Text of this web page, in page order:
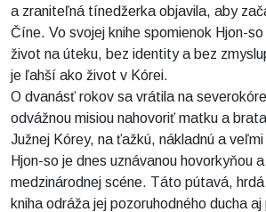
a zraniteľná tínedžerka objavila, aby
Číne. Vo svojej knihe spomienok Hjon-
život na úteku, bez identity a bez
je ľahší ako život v Kórei.
O dvanásť rokov sa vrátila na
odvážnou misiou nahovoriť matku a
Južnej Kórey, na ťažkú, nákladnú a
Hjon-so je dnes uznávanou hovorkyňou
medzinárodnej scéne. Táto pútavá,
kniha odráža jej pozoruhodného ducha